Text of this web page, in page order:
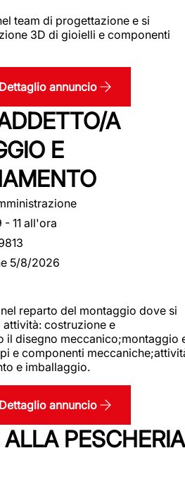
team di progettazione e si
3D di gioielli e componenti
Dettaglio annuncio
A
E
- 11 all'ora
5/8/2026
reparto del montaggio dove si
costruzione e
il disegno meccanico;montaggio
e componenti
e imballaggio.
Dettaglio annuncio
PESCHERIA